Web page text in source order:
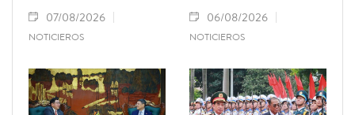
07/08/2026
NOTICIEROS
06/08/2026
NOTICIEROS